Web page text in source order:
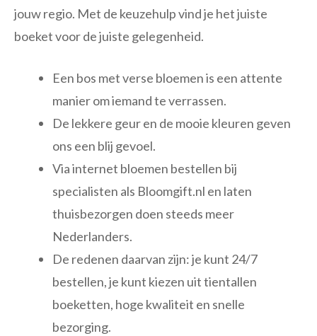
jouw regio. Met de keuzehulp vind je het juiste
boeket voor de juiste gelegenheid.
Een bos met verse bloemen is een attente
manier om iemand te verrassen.
De lekkere geur en de mooie kleuren geven
ons een blij gevoel.
Via internet bloemen bestellen bij
specialisten als Bloomgift.nl en laten
thuisbezorgen doen steeds meer
Nederlanders.
De redenen daarvan zijn: je kunt 24/7
bestellen, je kunt kiezen uit tientallen
boeketten, hoge kwaliteit en snelle
bezorging.